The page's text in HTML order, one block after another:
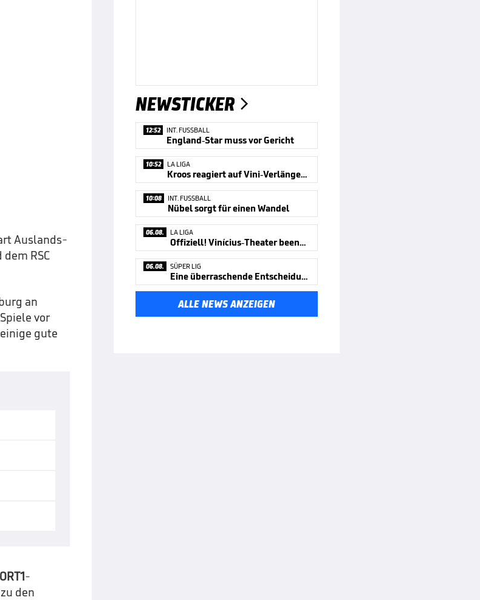
Auslands-
dem RSC
an
vor
gute
-
den
NEWSTICKER 
12:52 INT. FUSSBALL
England-Star muss vor Gericht
10:52 LA LIGA
Kroos reagiert auf Vini-Verlängerung
10:08 INT. FUSSBALL
Nübel sorgt für einen Wandel
06.08. LA LIGA
Offiziell! Vinícius-Theater beendet
06.08. SÜPER LIG
Eine überraschende Entscheidung
ALLE NEWS ANZEIGEN